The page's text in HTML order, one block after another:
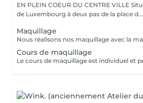
EN PLEIN COEUR DU CENTRE VILLE Situé en plein centre ville
de Luxembourg à deux pas de la place d...
Maquillage
Cours de maquillage